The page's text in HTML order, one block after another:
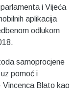
i Vijeća
aplikacija
odlukom
samoprocjene
pomoć i
Vincenca Blato kao